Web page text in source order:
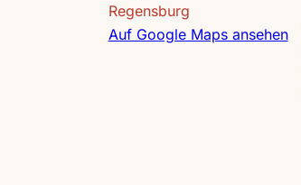
Regensburg
Auf Google Maps ansehen